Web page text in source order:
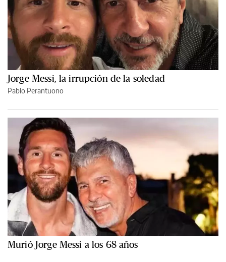
Jorge Messi, la irrupción de la soledad
Pablo Perantuono
Murió Jorge Messi a los 68 años